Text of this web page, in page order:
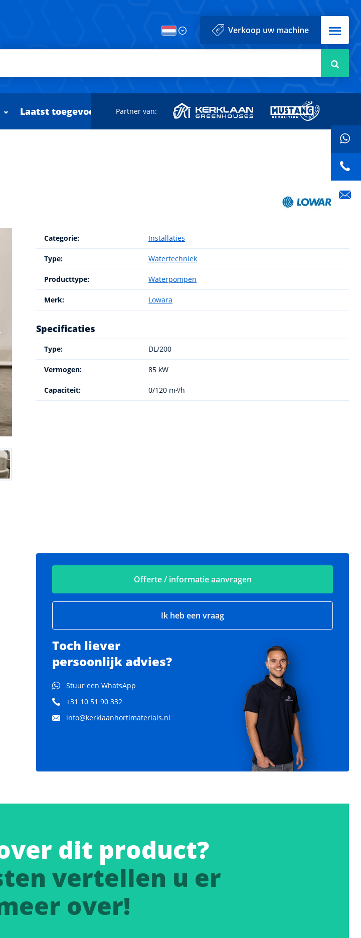
Verkoop uw machine Menu
Laatst toegevoegd Partner van:
Categorie: Installaties
Type: Watertechniek
Producttype: Waterpompen
Merk: Lowara
Specificaties
Type: DL/200
Vermogen: 85 kW
Capaciteit: 0/120 m³/h
Offerte / informatie aanvragen
Ik heb een vraag
Toch liever
persoonlijk advies?
Stuur een WhatsApp
+31 10 51 90 332
info@kerklaanhortimaterials.nl
Goan pomp
Diverse types beschikbaar
dit product?
vertellen u er
over!